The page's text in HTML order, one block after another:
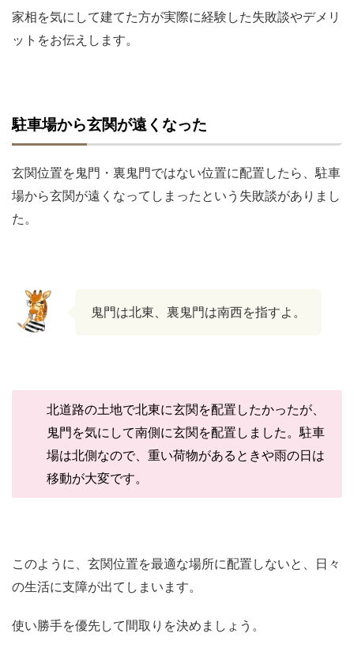
家相を気にして建てた方が実際に経験した失敗談やデメリ
ットをお伝えします。
駐車場から玄関が遠くなった
玄関位置を鬼門・裏鬼門ではない位置に配置したら、駐車
場から玄関が遠くなってしまったという失敗談がありまし
た。
鬼門は北東、裏鬼門は南西を指すよ。
北道路の土地で北東に玄関を配置したかったが、
鬼門を気にして南側に玄関を配置しました。駐車
場は北側なので、重い荷物があるときや雨の日は
移動が大変です。
このように、玄関位置を最適な場所に配置しないと、日々
の生活に支障が出てしまいます。
使い勝手を優先して間取りを決めましょう。